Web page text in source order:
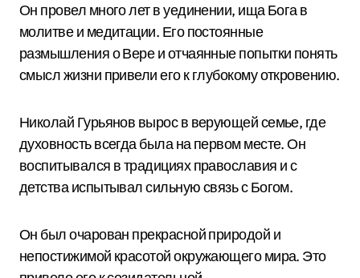
Он провел много лет в уединении, ища Бога в
молитве и медитации. Его постоянные
размышления о Вере и отчаянные попытки понять
смысл жизни привели его к глубокому откровению.
Николай Гурьянов вырос в верующей семье, где
духовность всегда была на первом месте. Он
воспитывался в традициях православия и с
детства испытывал сильную связь с Богом.
Он был очарован прекрасной природой и
непостижимой красотой окружающего мира. Это